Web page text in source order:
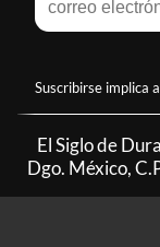
Suscribirse implica
El Siglo de
Dgo. México,